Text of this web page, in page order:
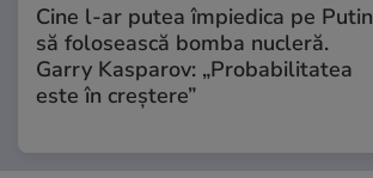
Cine l-ar putea împiedica pe Putin
să folosească bomba nucleră.
Garry Kasparov: „Probabilitatea
este în creștere”